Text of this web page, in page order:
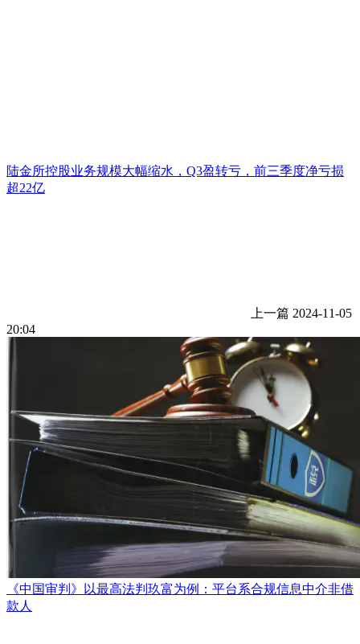
陆金所控股业务规模大幅缩水，Q3盈转亏，前三季度净亏损
超22亿
上一篇 2024-11-05
20:04
《中国审判》以最高法判玖富为例：平台系合规信息中介非借
款人